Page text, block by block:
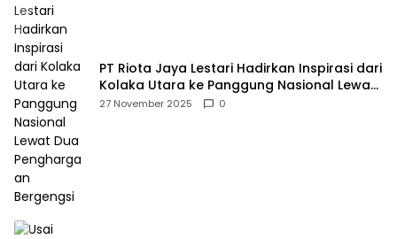
PT Riota Jaya Lestari Hadirkan Inspirasi dari
Kolaka Utara ke Panggung Nasional Lewat
Dua Penghargaan Bergengsi
27 November 2025 0